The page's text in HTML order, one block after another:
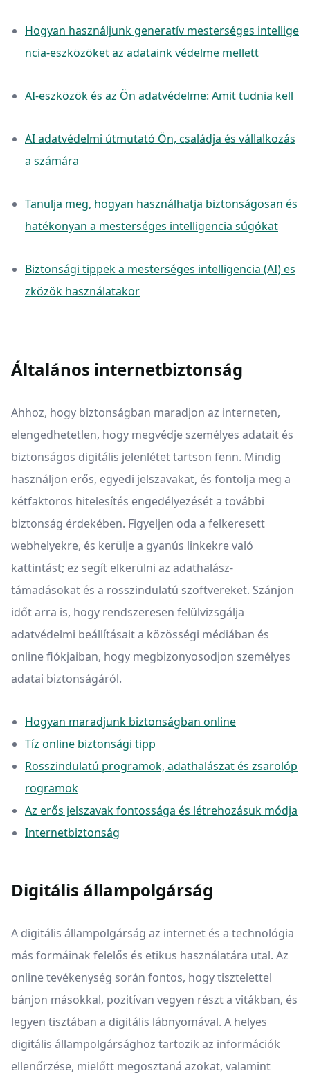
Hogyan használjunk generatív mesterséges intellige
ncia-eszközöket az adataink védelme mellett
AI-eszközök és az Ön adatvédelme: Amit tudnia kell
AI adatvédelmi útmutató Ön, családja és vállalkozás
a számára
Tanulja meg, hogyan használhatja biztonságosan és
hatékonyan a mesterséges intelligencia súgókat
Biztonsági tippek a mesterséges intelligencia (AI) es
zközök használatakor
Általános internetbiztonság
Ahhoz, hogy biztonságban maradjon az interneten,
elengedhetetlen, hogy megvédje személyes adatait és
biztonságos digitális jelenlétet tartson fenn. Mindig
használjon erős, egyedi jelszavakat, és fontolja meg a
kétfaktoros hitelesítés engedélyezését a további
biztonság érdekében. Figyeljen oda a felkeresett
webhelyekre, és kerülje a gyanús linkekre való
kattintást; ez segít elkerülni az adathalász-
támadásokat és a rosszindulatú szoftvereket. Szánjon
időt arra is, hogy rendszeresen felülvizsgálja
adatvédelmi beállításait a közösségi médiában és
online fiókjaiban, hogy megbizonyosodjon személyes
adatai biztonságáról.
Hogyan maradjunk biztonságban online
Tíz online biztonsági tipp
Rosszindulatú programok, adathalászat és zsarolóp
rogramok
Az erős jelszavak fontossága és létrehozásuk módja
Internetbiztonság
Digitális állampolgárság
A digitális állampolgárság az internet és a technológia
más formáinak felelős és etikus használatára utal. Az
online tevékenység során fontos, hogy tisztelettel
bánjon másokkal, pozitívan vegyen részt a vitákban, és
legyen tisztában a digitális lábnyomával. A helyes
digitális állampolgársághoz tartozik az információk
ellenőrzése, mielőtt megosztaná azokat, valamint